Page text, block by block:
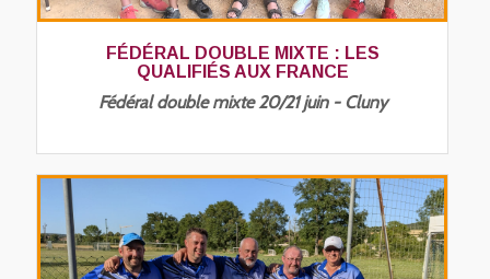
FÉDÉRAL DOUBLE MIXTE : LES
QUALIFIÉS AUX FRANCE
Fédéral double mixte 20/21 juin - Cluny